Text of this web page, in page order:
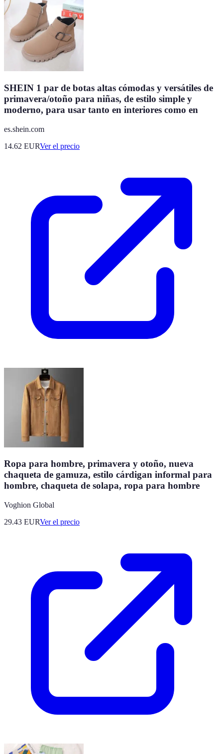
SHEIN 1 par de botas altas cómodas y versátiles de
primavera/otoño para niñas, de estilo simple y
moderno, para usar tanto en interiores como en
es.shein.com
14.62 EURVer el precio
Ropa para hombre, primavera y otoño, nueva
chaqueta de gamuza, estilo cárdigan informal para
hombre, chaqueta de solapa, ropa para hombre
Voghion Global
29.43 EURVer el precio